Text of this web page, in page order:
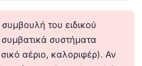
του ειδικού
συστήματα
αέριο, καλοριφέρ). Αν